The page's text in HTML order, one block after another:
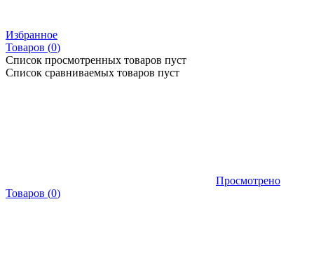
Избранное
Товаров (0)
Список просмотренных товаров пуст
Список сравниваемых товаров пуст
Просмотрено
Товаров (0)